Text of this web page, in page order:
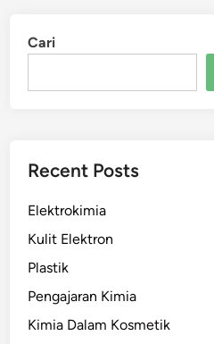
Cari
Recent Posts
Elektrokimia
Kulit Elektron
Plastik
Pengajaran Kimia
Kimia Dalam Kosmetik